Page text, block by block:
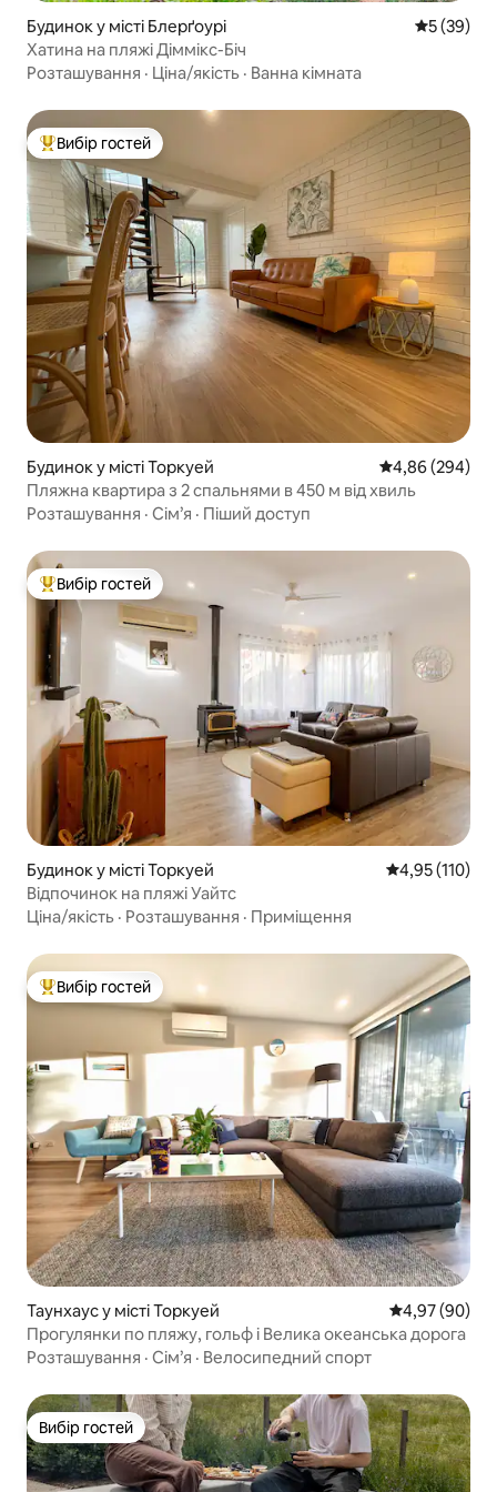
Будинок у місті Блерґоурі Середня
5 (39)
Хатина на пляжі Діммікс-Біч
Розташування · Ціна/якість · Ванна кімната
Топ вибір гостей
Вибір гостей
Будинок у місті Торкуей Середня
4,86 (294)
Пляжна квартира з 2 спальнями в 450 м від хвиль
Розташування · Сім’я · Піший доступ
Топ вибір гостей
Вибір гостей
Будинок у місті Торкуей Середня
4,95 (110)
Відпочинок на пляжі Уайтс
Ціна/якість · Розташування · Приміщення
Топ вибір гостей
Вибір гостей
Таунхаус у місті Торкуей Середня
4,97 (90)
Прогулянки по пляжу, гольф і Велика океанська дорога
Розташування · Сім’я · Велосипедний спорт
Вибір гостей
Вибір гостей